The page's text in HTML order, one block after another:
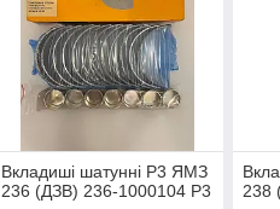
Вкладиші шатунні Р3 ЯМЗ
236 (ДЗВ) 236-1000104 Р3
238